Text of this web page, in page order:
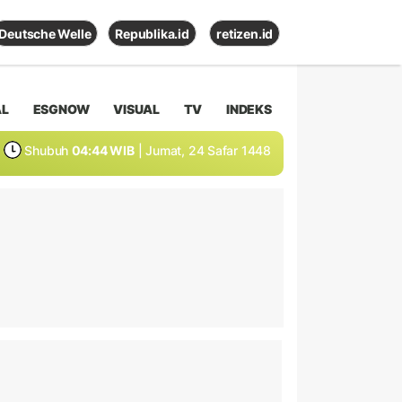
Deutsche Welle Republika.id retizen.id
ESGNOW VISUAL TV INDEKS
Shubuh 04:44 WIB | Jumat, 24 Safar 1448